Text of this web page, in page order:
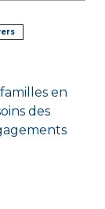
en
des